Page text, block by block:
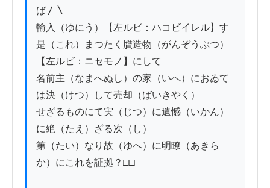
ば〳〵
輸入（ゆにう）【左ルビ：ハコビイレル】す
是（これ）まつたく贋造物（がんぞうぶつ）
【左ルビ：ニセモノ】にして
名前主（なまへぬし）の家（いへ）におゐて
は決（けつ）して売却（ばいきやく）
せざるものにて実（じつ）に遺憾（いかん）
に絶（たえ）ざる次（し）
第（たい）なり故（ゆへ）に明瞭（あきら
か）にこれを証拠？□□